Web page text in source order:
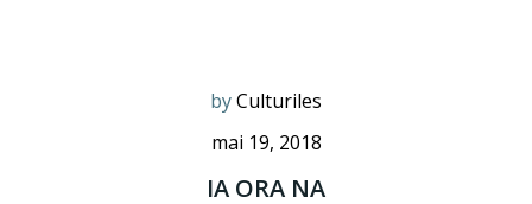
byCulturiles
mai 19, 2018
IA ORA NA